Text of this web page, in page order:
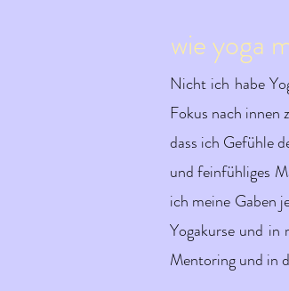
Nicht ich habe
Fokus nach innen
dass ich Gefühle
und feinfühliges
ich meine Gaben
Yogakurse und
Mentoring und in
wie yoga